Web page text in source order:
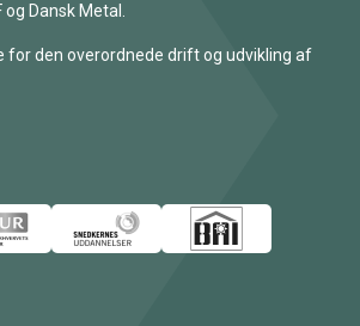
Dansk Metal.
for den overordnede drift og udvikling af